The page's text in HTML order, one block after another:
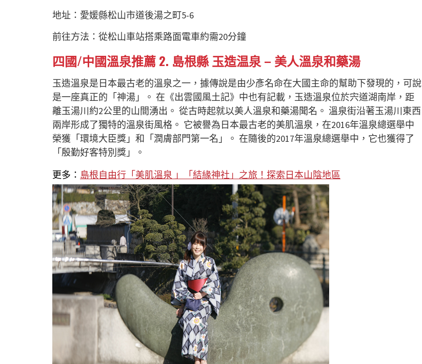
地址：愛媛縣松山市道後湯之町5-6
前往方法：從松山車站搭乘路面電車約需20分鐘
四國/中國溫泉推薦 2. 島根縣 玉造温泉 – 美人溫泉和藥湯
玉造溫泉是日本最古老的溫泉之一，據傳說是由少彥名命在大國主命的幫助下發現的，可說
是一座真正的「神湯」。 在《出雲國風土記》中也有記載，玉造溫泉位於宍道湖南岸，距
離玉湯川約2公里的山間湧出。 從古時起就以美人溫泉和藥湯聞名。 溫泉街沿著玉湯川東西
兩岸形成了獨特的溫泉街風格。 它被譽為日本最古老的美肌溫泉，在2016年溫泉總選舉中
榮獲「環境大臣獎」和「潤膚部門第一名」。 在隨後的2017年溫泉總選舉中，它也獲得了
「殷勤好客特別獎」。
更多： 島根自由行「美肌溫泉 」「結緣神社」之旅！探索日本山陰地區